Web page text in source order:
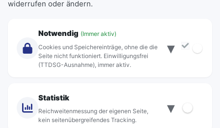
Abonnements
Über Rebus
Standorte
widerrufen oder ändern.
Notwendig (Immer aktiv)
Cookies und Speichereinträge, ohne die die
Seite nicht funktioniert. Einwilligungsfrei
(TTDSG-Ausnahme), immer aktiv.
▾
Statistik
Reichweitenmessung der eigenen Seite,
kein seitenübergreifendes Tracking.
▾